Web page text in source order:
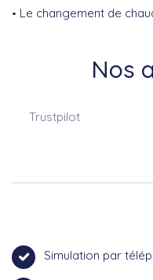
Le changement de
Nos
Trustpilot
Simulation par